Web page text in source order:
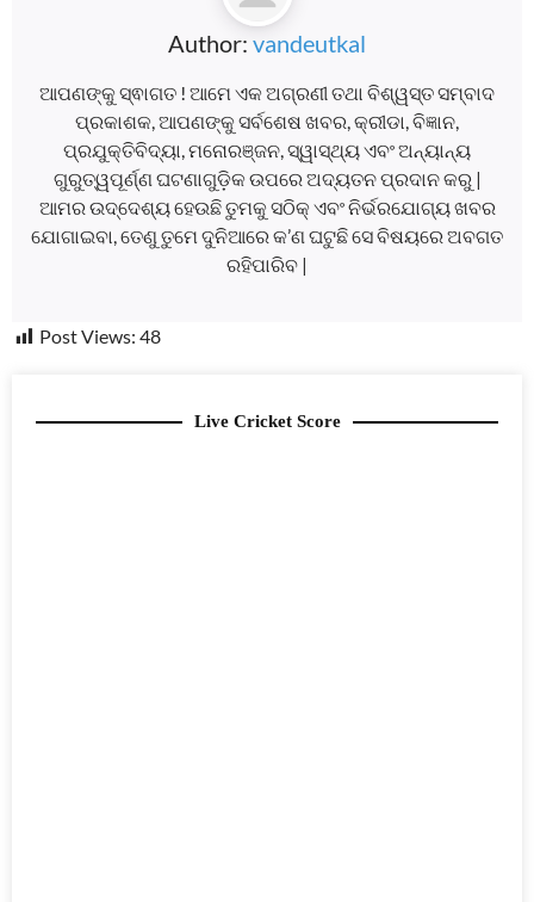
Author: vandeutkal
ଆପଣଙ୍କୁ ସ୍ଵାଗତ ! ଆମେ ଏକ ଅଗ୍ରଣୀ ତଥା ବିଶ୍ୱସ୍ତ ସମ୍ବାଦ
ପ୍ରକାଶକ, ଆପଣଙ୍କୁ ସର୍ବଶେଷ ଖବର, କ୍ରୀଡା, ବିଜ୍ଞାନ,
ପ୍ରଯୁକ୍ତିବିଦ୍ୟା, ମନୋରଞ୍ଜନ, ସ୍ୱାସ୍ଥ୍ୟ ଏବଂ ଅନ୍ୟାନ୍ୟ
ଗୁରୁତ୍ୱପୂର୍ଣ୍ଣ ଘଟଣାଗୁଡ଼ିକ ଉପରେ ଅଦ୍ୟତନ ପ୍ରଦାନ କରୁ |
ଆମର ଉଦ୍ଦେଶ୍ୟ ହେଉଛି ତୁମକୁ ସଠିକ୍ ଏବଂ ନିର୍ଭରଯୋଗ୍ୟ ଖବର
ଯୋଗାଇବା, ତେଣୁ ତୁମେ ଦୁନିଆରେ କ’ଣ ଘଟୁଛି ସେ ବିଷୟରେ ଅବଗତ
ରହିପାରିବ |
Post Views: 48
Live Cricket Score